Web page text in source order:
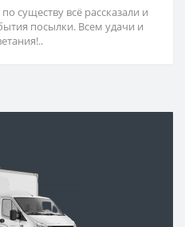
существу всё рассказали и
посылки. Всем удачи и